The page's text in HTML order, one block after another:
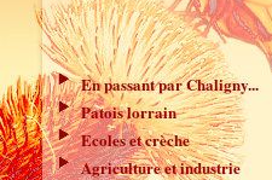
En passant par Chaligny...
Patois lorrain
Ecoles et crèche
Agriculture et industrie